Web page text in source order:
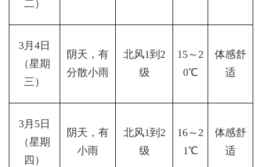
二）
3月4日
（星期
三）
阴天，有
分散小雨
北风1到2
级
15～2
0℃
体感舒
适
3月5日
（星期
四）
阴天，有
小雨
北风1到2
级
16～2
1℃
体感舒
适